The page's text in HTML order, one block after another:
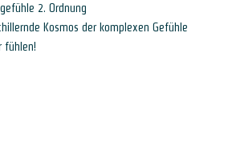
2. Ordnung
Kosmos der komplexen Gefühle
fühlen!